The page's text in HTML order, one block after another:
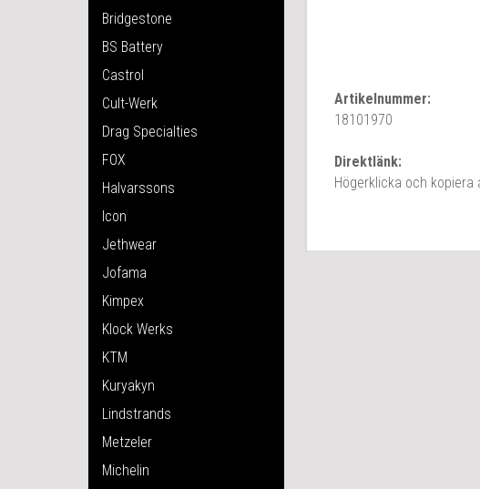
Bridgestone
BS Battery
Castrol
Cult-Werk
Drag Specialties
FOX
Halvarssons
Icon
Jethwear
Jofama
Kimpex
Klock Werks
KTM
Kuryakyn
Lindstrands
Metzeler
Michelin
Artikelnummer:
18101970
Direktlänk:
Högerklicka och kopiera